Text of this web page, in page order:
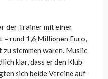
der Trainer mit einer
rund 1,6 Millionen Euro,
stemmen waren. Muslic
klar, dass er den Klub
sich beide Vereine auf